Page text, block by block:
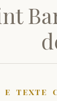
e texte